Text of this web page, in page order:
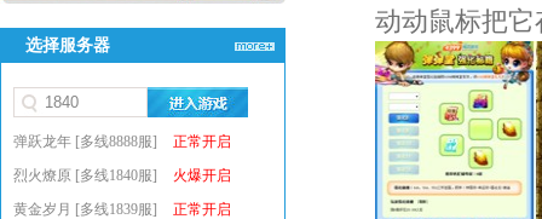
选择服务器
弹跃龙年 [多线8888服]
正常开启
烈火燎原 [多线1840服]
火爆开启
黄金岁月 [多线1839服]
正常开启
动动鼠标把